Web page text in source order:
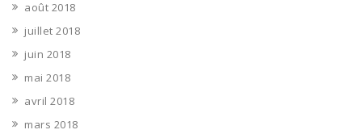
août 2018
juillet 2018
juin 2018
mai 2018
avril 2018
mars 2018